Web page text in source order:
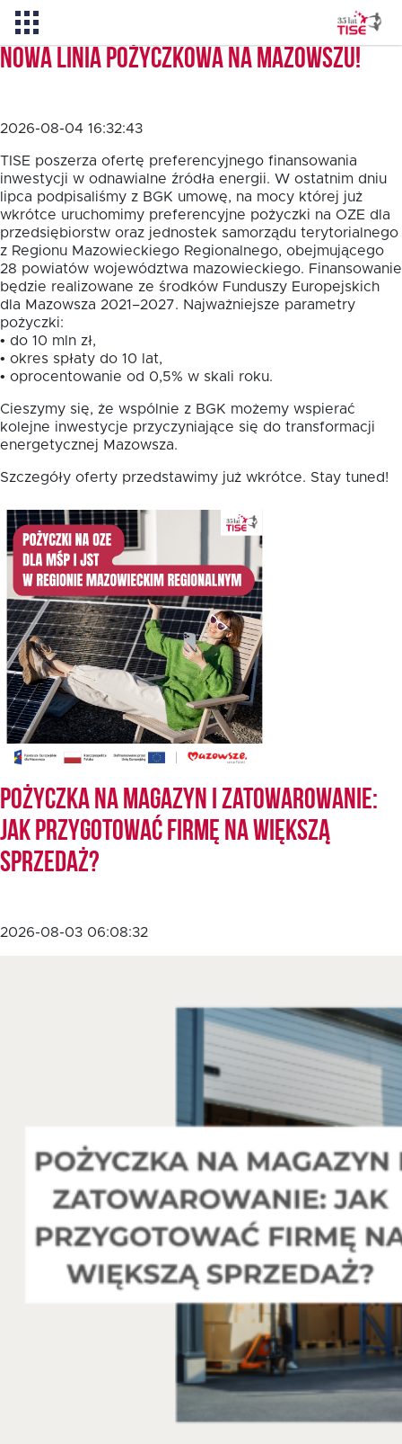
O TISE
Dlaczego TISE?
Pożyczka rozwojowa TISE – NOWOŚĆ!
Oferta dla MSP
Oferta dla NGO/PES
Fundusz FKIS
Rodo
Dokumenty
Rekrutujemy
Kontakt
Nowa linia pożyczkowa na Mazowszu!
2026-08-04 16:32:43
TISE poszerza ofertę preferencyjnego finansowania
inwestycji w odnawialne źródła energii. W ostatnim dniu
lipca podpisaliśmy z BGK umowę, na mocy której już
wkrótce uruchomimy preferencyjne pożyczki na OZE dla
przedsiębiorstw oraz jednostek samorządu terytorialnego
z Regionu Mazowieckiego Regionalnego, obejmującego
28 powiatów województwa mazowieckiego. Finansowanie
będzie realizowane ze środków Funduszy Europejskich
dla Mazowsza 2021–2027. Najważniejsze parametry
pożyczki:
• do 10 mln zł,
• okres spłaty do 10 lat,
• oprocentowanie od 0,5% w skali roku.
Cieszymy się, że wspólnie z BGK możemy wspierać
kolejne inwestycje przyczyniające się do transformacji
energetycznej Mazowsza.
Szczegóły oferty przedstawimy już wkrótce. Stay tuned!
Pożyczka na magazyn i zatowarowanie:
jak przygotować firmę na większą
sprzedaż?
2026-08-03 06:08:32